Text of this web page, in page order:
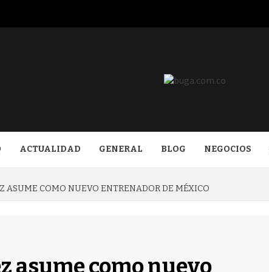
ACTUALIDAD GENERAL BLOG NEGOCIOS
ASUME COMO NUEVO ENTRENADOR DE MÉXICO
asume como nuevo